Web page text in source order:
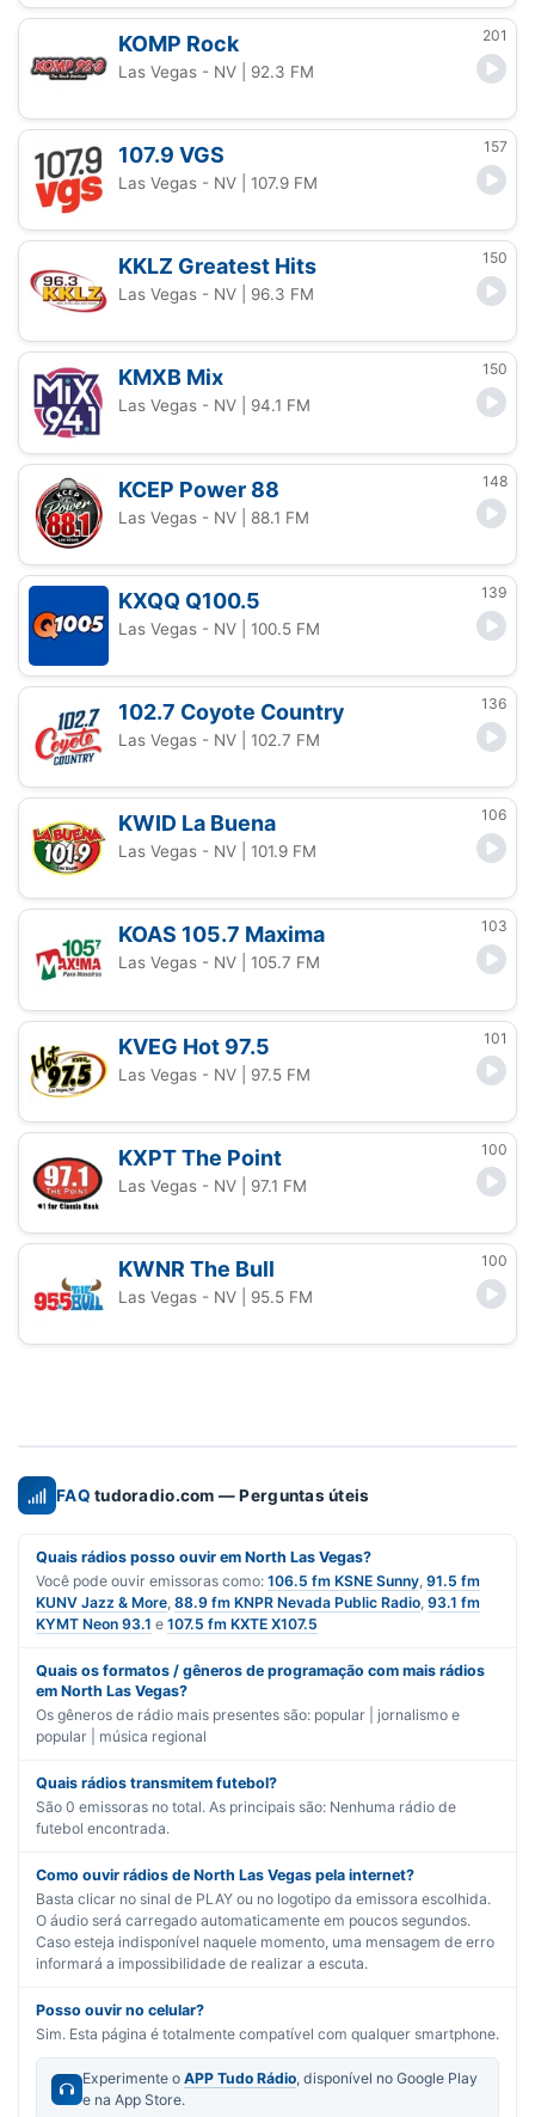
KOMP Rock 201
Las Vegas - NV | 92.3 FM
107.9 VGS 157
Las Vegas - NV | 107.9 FM
KKLZ Greatest Hits 150
Las Vegas - NV | 96.3 FM
KMXB Mix 150
Las Vegas - NV | 94.1 FM
KCEP Power 88 148
Las Vegas - NV | 88.1 FM
KXQQ Q100.5 139
Las Vegas - NV | 100.5 FM
102.7 Coyote Country 136
Las Vegas - NV | 102.7 FM
KWID La Buena 106
Las Vegas - NV | 101.9 FM
KOAS 105.7 Maxima 103
Las Vegas - NV | 105.7 FM
KVEG Hot 97.5 101
Las Vegas - NV | 97.5 FM
KXPT The Point 100
Las Vegas - NV | 97.1 FM
KWNR The Bull 100
Las Vegas - NV | 95.5 FM
FAQ tudoradio.com — Perguntas úteis
Quais rádios posso ouvir em North Las Vegas?
Você pode ouvir emissoras como: 106.5 fm KSNE Sunny, 91.5 fm
KUNV Jazz & More, 88.9 fm KNPR Nevada Public Radio, 93.1 fm
KYMT Neon 93.1 e 107.5 fm KXTE X107.5
Quais os formatos / gêneros de programação com mais rádios
em North Las Vegas?
Os gêneros de rádio mais presentes são: popular | jornalismo e
popular | música regional
Quais rádios transmitem futebol?
São 0 emissoras no total. As principais são: Nenhuma rádio de
futebol encontrada.
Como ouvir rádios de North Las Vegas pela internet?
Basta clicar no sinal de PLAY ou no logotipo da emissora escolhida.
O áudio será carregado automaticamente em poucos segundos.
Caso esteja indisponível naquele momento, uma mensagem de erro
informará a impossibilidade de realizar a escuta.
Posso ouvir no celular?
Sim. Esta página é totalmente compatível com qualquer smartphone.
Experimente o APP Tudo Rádio, disponível no Google Play
e na App Store.